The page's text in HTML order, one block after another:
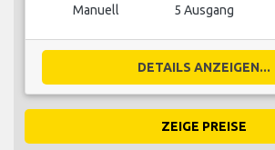
Manuell 5 Ausgang
DETAILS ANZEIGEN...
ZEIGE PREISE